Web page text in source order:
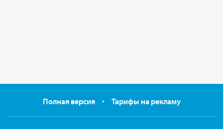
Полная версия Тарифы на рекламу